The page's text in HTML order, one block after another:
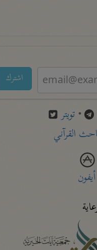
اشترك
• تويتر
القرآني
أيفون